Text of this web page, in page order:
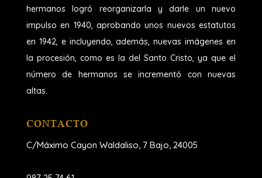
hermanos logró reorganizarla y darle un nuevo
impulso en 1940, aprobando unos nuevos estatutos
en 1942, e incluyendo, además, nuevas imágenes en
la procesión, como es la del Santo Cristo, ya que el
número de hermanos se incrementó con nuevas
altas.
CONTACTO
C/Máximo Cayon Waldaliso, 7 Bajo, 24005